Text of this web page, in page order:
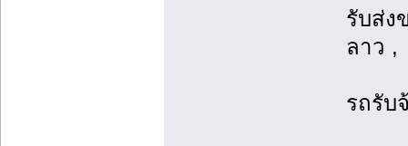
รับส่ง
ลาว ,
รถรับ